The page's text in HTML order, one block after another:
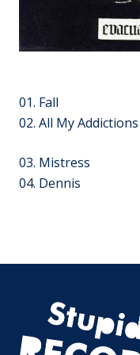
01. Fall
02. All My Addictions
03. Mistress
04. Dennis